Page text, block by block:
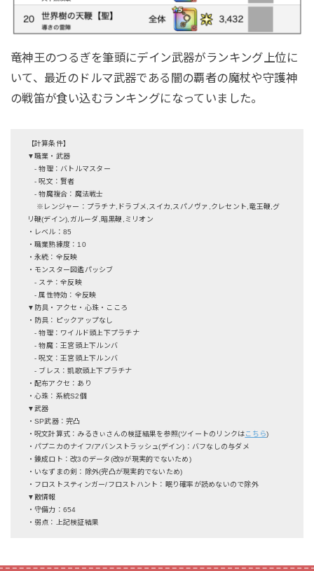
竜神王のつるぎを筆頭にデイン武器がランキング上位に
いて、最近のドルマ武器である闇の覇者の魔杖や守護神
の戦笛が食い込むランキングになっていました。
【計算条件】
▼職業・武器
- 物理：バトルマスター
- 呪文：賢者
- 物魔複合：魔法戦士
※レンジャー：プラチナ,ドラブメ,スイカ,スパノヴァ,クレセント,竜王鞭,グ
リ鞭(デイン),ガルーダ,暗黒鞭,ミリオン
・レベル：85
・職業熟練度：10
・永続：全反映
・モンスター図鑑パッシブ
- ステ：全反映
- 属性特効：全反映
▼防具・アクセ・心珠・こころ
・防具：ピックアップなし
- 物理：ワイルド頭上下プラチナ
- 物魔：王宮頭上下ルンバ
- 呪文：王宮頭上下ルンバ
- ブレス：凱歌頭上下プラチナ
・配布アクセ：あり
・心珠：系統S2個
▼武器
・SP武器：完凸
・呪文計算式：みるきぃさんの検証結果を参照(ツイートのリンクはこちら)
・パプニカのナイフ/アバンストラッシュ(デイン)：バフなしの与ダメ
・錬成ロト：改3のデータ(改9が現実的でないため)
・いなずまの剣：除外(完凸が現実的でないため)
・フロストスティンガー/フロストハント：眠り確率が読めないので除外
▼敵情報
・守備力：654
・弱点：上記検証結果